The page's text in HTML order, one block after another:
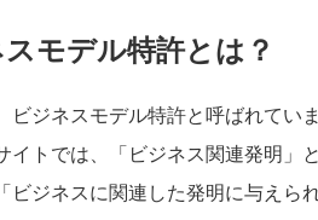
モデル特許とは？
ビジネスモデル特許と呼ばれてい
イトでは、「ビジネス関連発明」
ビジネスに関連した発明に与えら